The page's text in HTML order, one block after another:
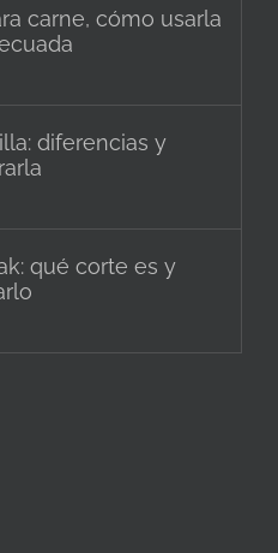
carne, cómo usarla
diferencias y
qué corte es y